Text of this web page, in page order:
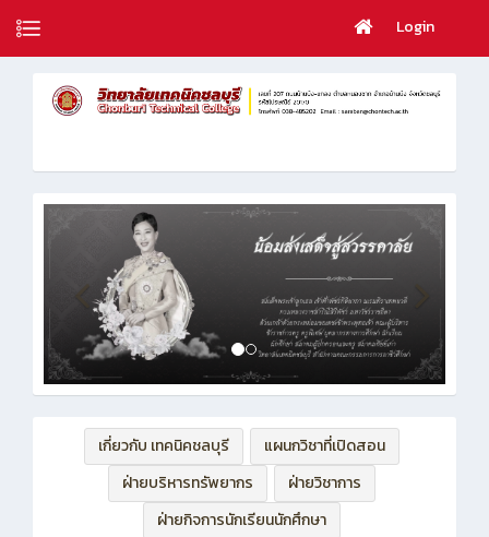
Login
เกี่ยวกับ เทคนิคชลบุรี
แผนกวิชาที่เปิดสอน
ฝ่ายบริหารทรัพยากร
ฝ่ายวิชาการ